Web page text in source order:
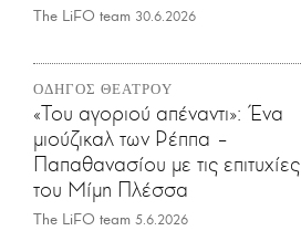
The LiFO team 30.6.2026
ΟΔΗΓΟΣ ΘΕΑΤΡΟΥ
«Του αγοριού απέναντι»: Ένα
μιούζικαλ των Ρέππα –
Παπαθανασίου με τις επιτυχίες
του Μίμη Πλέσσα
The LiFO team 5.6.2026